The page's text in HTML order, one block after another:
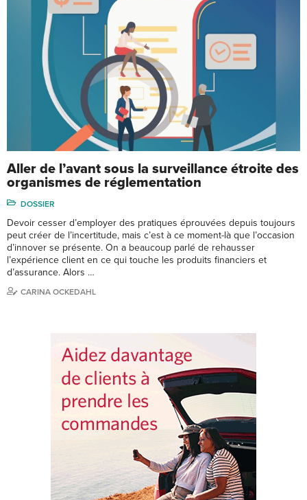
Aller de l’avant sous la surveillance étroite des
organismes de réglementation
DOSSIER
Devoir cesser d’employer des pratiques éprouvées depuis toujours
peut créer de l’incertitude, mais c’est à ce moment-là que l’occasion
d’innover se présente. On a beaucoup parlé de rehausser
l’expérience client en ce qui touche les produits financiers et
d’assurance. Alors …
CARINA OCKEDAHL